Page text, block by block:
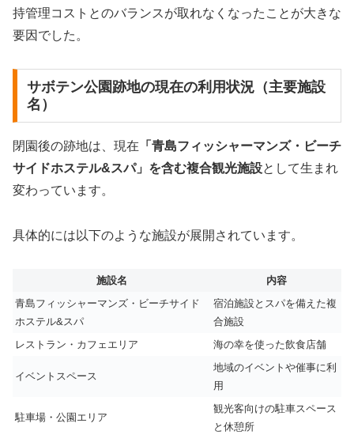
持管理コストとのバランスが取れなくなったことが大きな
要因でした。
サボテン公園跡地の現在の利用状況（主要施設
名）
閉園後の跡地は、現在 「青島フィッシャーマンズ・ビーチ
サイドホステル&スパ」を含む複合観光施設として生まれ
変わっています。
具体的には以下のような施設が展開されています。
施設名
内容
青島フィッシャーマンズ・ビーチサイド
ホステル&スパ
宿泊施設とスパを備えた複
合施設
レストラン・カフェエリア
海の幸を使った飲食店舗
イベントスペース
地域のイベントや催事に利
用
駐車場・公園エリア
観光客向けの駐車スペース
と休憩所